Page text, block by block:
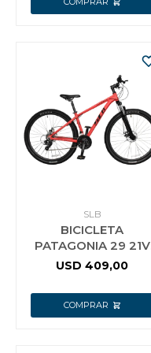
SLB
BICICLETA
PATAGONIA 29 21V
SLB ROJA
USD 409,00